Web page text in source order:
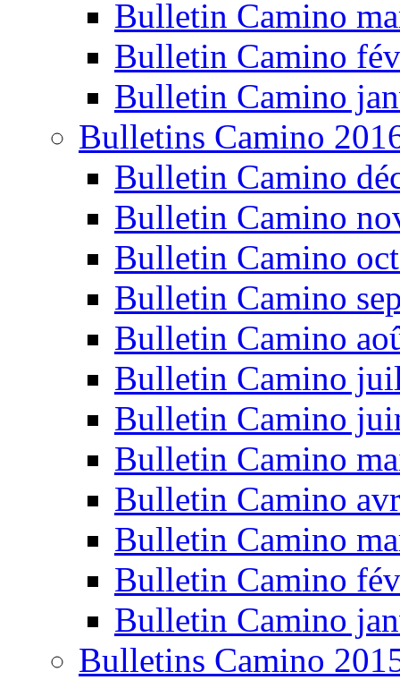
Bulletin Camino
Bulletin Camino
Bulletin Camino
Bulletins Camino
Bulletin Camino
Bulletin Camino
Bulletin Camino
Bulletin Camino
Bulletin Camino
Bulletin Camino
Bulletin Camino
Bulletin Camino
Bulletin Camino
Bulletin Camino
Bulletin Camino
Bulletin Camino
Bulletins Camino